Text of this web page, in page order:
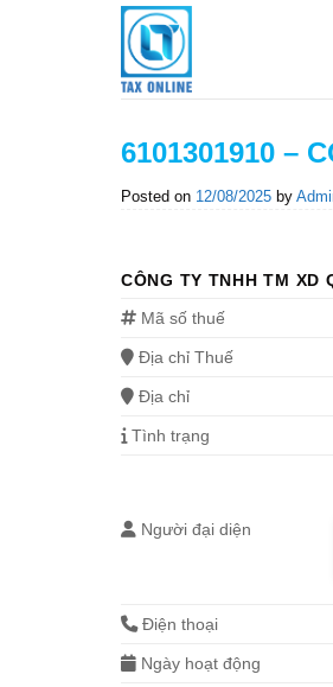
6101301910 –
Posted on 12/08/2025 by
CÔNG TY TNHH TM XD
Mã số thuế
Địa chỉ Thuế
Địa chỉ
Tình trạng
Người đại diện
Điện thoại
Ngày hoạt động